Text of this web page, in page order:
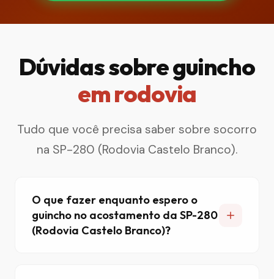
Dúvidas sobre guincho
em rodovia
Tudo que você precisa saber sobre socorro
na SP-280 (Rodovia Castelo Branco).
O que fazer enquanto espero o
guincho no acostamento da SP-280
(Rodovia Castelo Branco)?